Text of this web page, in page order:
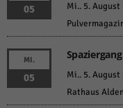
05 Mi.. 5. August
MI.
05
Mi.. 5. August
Rathaus